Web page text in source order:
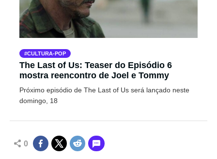
CULTURA-POP
The Last of Us: Teaser do Episódio 6
mostra reencontro de Joel e Tommy
Próximo episódio de The Last of Us será lançado neste
domingo, 18
0